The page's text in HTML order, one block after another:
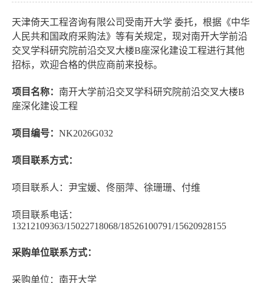
天津倚天工程咨询有限公司受南开大学 委托，根据《中华
人民共和国政府采购法》等有关规定，现对南开大学前沿
交叉学科研究院前沿交叉大楼B座深化建设工程进行其他
招标，欢迎合格的供应商前来投标。
项目名称： 南开大学前沿交叉学科研究院前沿交叉大楼B
座深化建设工程
项目编号： NK2026G032
项目联系方式：
项目联系人：尹宝媛、佟丽萍、徐珊珊、付维
项目联系电话：
13212109363/15022718068/18526100791/15620928155
采购单位联系方式：
采购单位：南开大学